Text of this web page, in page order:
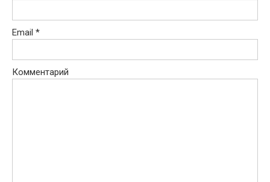
Email *
Комментарий